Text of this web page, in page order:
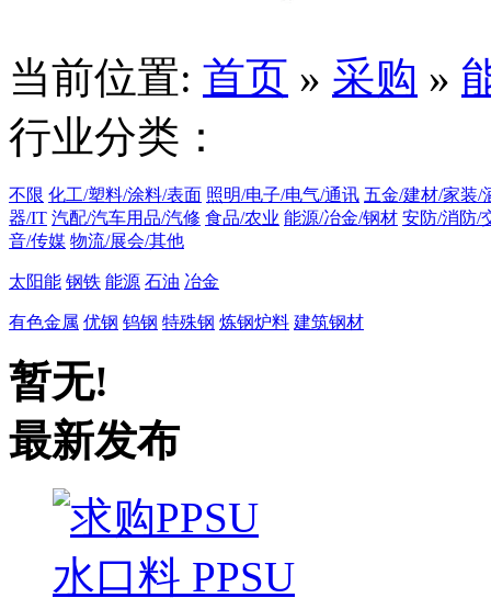
当前位置: 首页 » 采购 »
行业分类：
不限 化工/塑料/涂料/表面 照明/电子/电气/通讯 五金/建材/家装/
器/IT 汽配/汽车用品/汽修 食品/农业 能源/冶金/钢材 安防/消防/
音/传媒 物流/展会/其他
太阳能 钢铁 能源 石油 冶金
有色金属 优钢 钨钢 特殊钢 炼钢炉料 建筑钢材
暂无!
最新发布